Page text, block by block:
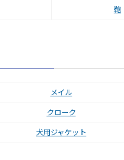
鞄
メイル
クローク
犬用ジャケット